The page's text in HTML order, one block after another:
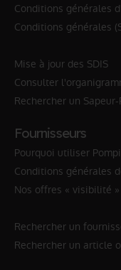
Conditions générales
Conditions générales
Mise à jour des SDIS
Consulter
Rechercher un
Fournisseurs
Pourquoi utiliser
Conditions générales
Nos offres « visibilité »
Rechercher un
Rechercher un article